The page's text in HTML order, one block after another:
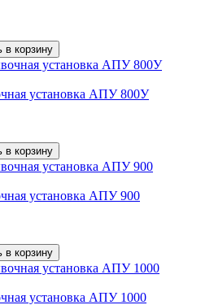
в корзину
установка АПУ 800У
в корзину
установка АПУ 900
в корзину
установка АПУ 1000